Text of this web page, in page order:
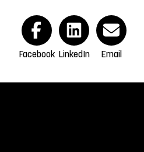
Facebook LinkedIn Email